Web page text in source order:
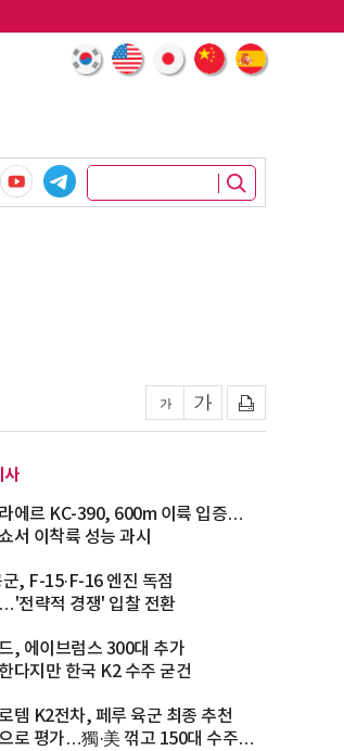
사
에르 KC-390, 600m 이륙 입증…
서 이착륙 성능 과시
, F-15·F-16 엔진 독점
전략적 경쟁' 입찰 전환
, 에이브럼스 300대 추가
다지만 한국 K2 수주 굳건
템 K2전차, 페루 육군 최종 추천
로 평가…獨·美 꺾고 150대 수주